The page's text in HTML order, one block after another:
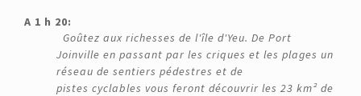
A 1 h 20:
Goûtez aux richesses de l'île d'Yeu. De Port
Joinville en passant par les criques et les plages un
réseau de sentiers pédestres et de
pistes cyclables vous feront découvrir les 23 km² de